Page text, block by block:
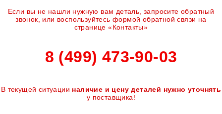
Если вы не нашли нужную вам деталь, запросите обратный
звонок, или воспользуйтесь формой обратной связи на
странице «Контакты»
8 (499) 473-90-03
В текущей ситуации наличие и цену деталей нужно уточнять
у поставщика!